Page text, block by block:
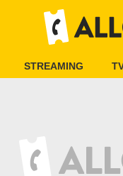
STREAMING